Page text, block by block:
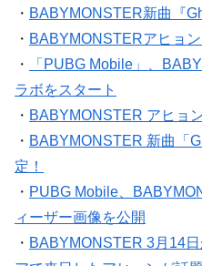
BABYMONSTERアヒョ
「PUBG Mobile」、
ラボをスタート
・BABYMONSTER アヒョ
BABYMONSTER 新曲「
定！
・PUBG Mobile、
ィーザー画像を公開
・BABYMONSTER 3月14日
アで来日したアヒョンが話